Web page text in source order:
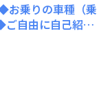
乗りの車種（乗
ご自由に自己紹介
に影響を受け
所有出来ない年齢
です♩↓この頃は